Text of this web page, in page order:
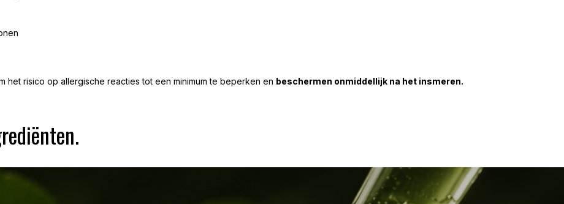
het risico op allergische reacties tot een minimum te beperken en beschermen onmiddellijk na het insmeren.